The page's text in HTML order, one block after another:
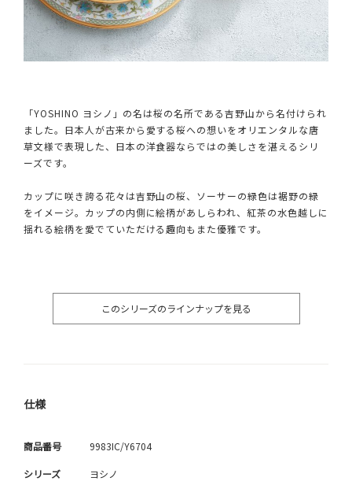
「YOSHINO ヨシノ」の名は桜の名所である吉野山から名付けられ
ました。日本人が古来から愛する桜への想いをオリエンタルな唐
草文様で表現した、日本の洋食器ならではの美しさを湛えるシリ
ーズです。
カップに咲き誇る花々は吉野山の桜、ソーサーの緑色は裾野の緑
をイメージ。カップの内側に絵柄があしらわれ、紅茶の水色越しに
揺れる絵柄を愛でていただける趣向もまた優雅です。
このシリーズのラインナップを見る
仕様
商品番号 9983IC/Y6704
シリーズ ヨシノ